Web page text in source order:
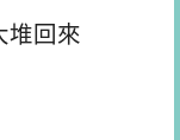
堆回來